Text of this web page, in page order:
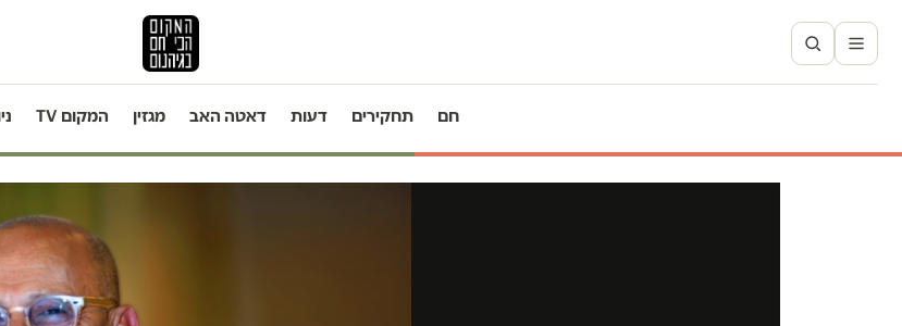
חם תחקירים דעות דאטה האב מגזין המקום TV